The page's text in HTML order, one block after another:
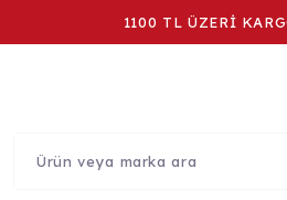
1100 TL ÜZERİ